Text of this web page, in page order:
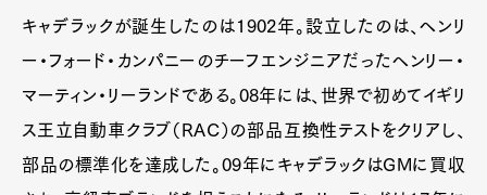
キャデラックが誕生したのは1902年。設立したのは、ヘンリ
ー・フォード・カンパニーのチーフエンジニアだったヘンリー・
マーティン・リーランドである。08年には、世界で初めてイギリ
ス王立自動車クラブ（RAC）の部品互換性テストをクリアし、
部品の標準化を達成した。09年にキャデラックはGMに買収